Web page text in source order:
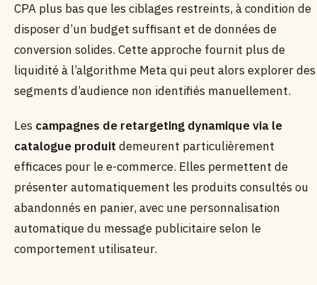
CPA plus bas que les ciblages restreints, à condition de
disposer d’un budget suffisant et de données de
conversion solides. Cette approche fournit plus de
liquidité à l’algorithme Meta qui peut alors explorer des
segments d’audience non identifiés manuellement.
Les campagnes de retargeting dynamique via le
catalogue produit demeurent particulièrement
efficaces pour le e-commerce. Elles permettent de
présenter automatiquement les produits consultés ou
abandonnés en panier, avec une personnalisation
automatique du message publicitaire selon le
comportement utilisateur.